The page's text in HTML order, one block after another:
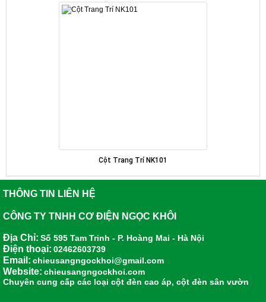
Cột Trang Trí NK101
THÔNG TIN LIÊN HỆ
CÔNG TY TNHH CƠ ĐIỆN NGỌC KHÔI
Địa Chỉ: Số 595 Tam Trinh - P. Hoàng Mai - Hà Nội
Điện thoại: 02462603739
Email: chieusangngockhoi@gmail.com
Website: chieusangngockhoi.com
Chuyên cung cấp các loại cột đèn cao áp, cột đèn sân vườn